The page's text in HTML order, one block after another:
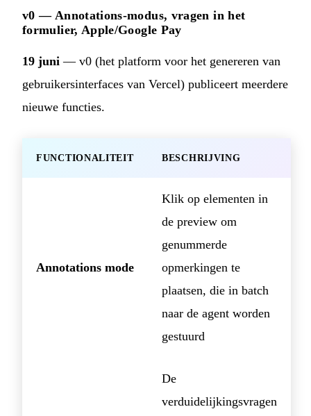
v0 — Annotations-modus, vragen in het
formulier, Apple/Google Pay
19 juni — v0 (het platform voor het genereren van
gebruikersinterfaces van Vercel) publiceert meerdere
nieuwe functies.
FUNCTIONALITEIT BESCHRIJVING
Annotations mode
Klik op elementen in
de preview om
genummerde
opmerkingen te
plaatsen, die in batch
naar de agent worden
gestuurd
De
verduidelijkingsvragen